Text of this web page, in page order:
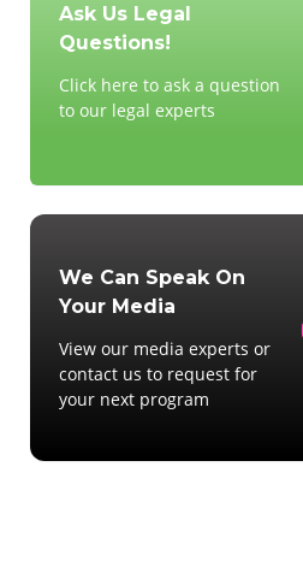
Ask Us Legal
Questions!
Click here to ask a question
to our legal experts
We Can Speak On
Your Media
View our media experts or
contact us to request for
your next program